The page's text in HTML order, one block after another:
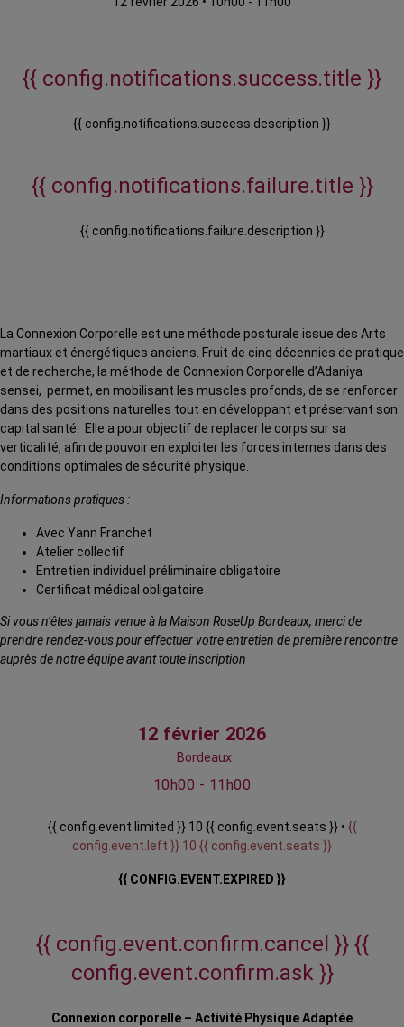
{{ config.notifications.success.title }}
{{ config.notifications.success.description }}
{{ config.notifications.failure.title }}
{{ config.notifications.failure.description }}
La Connexion Corporelle est une méthode posturale issue des Arts
martiaux et énergétiques anciens. Fruit de cinq décennies de pratique
et de recherche, la méthode de Connexion Corporelle d’Adaniya
sensei, permet, en mobilisant les muscles profonds, de se renforcer
dans des positions naturelles tout en développant et préservant son
capital santé. Elle a pour objectif de replacer le corps sur sa
verticalité, afin de pouvoir en exploiter les forces internes dans des
conditions optimales de sécurité physique.
Informations pratiques :
Avec Yann Franchet
Atelier collectif
Entretien individuel préliminaire obligatoire
Certificat médical obligatoire
Si vous n’êtes jamais venue à la Maison RoseUp Bordeaux, merci de
prendre rendez-vous pour effectuer votre entretien de première rencontre
auprès de notre équipe avant toute inscription
12 février 2026
Bordeaux
10h00 - 11h00
{{ config.event.limited }} 10 {{ config.event.seats }} • {{
config.event.left }} 10 {{ config.event.seats }}
{{ CONFIG.EVENT.EXPIRED }}
{{ config.event.confirm.cancel }} {{
config.event.confirm.ask }}
Connexion corporelle – Activité Physique Adaptée